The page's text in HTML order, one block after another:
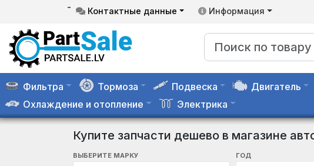
- Контактные данные Информация
Фильтра Тормоза Подвеска Двигатель
Охлаждение и отопление
Электрика
Купите запчасти дешево в магазине
ВЫБЕРИТЕ МАРКУ ГОД